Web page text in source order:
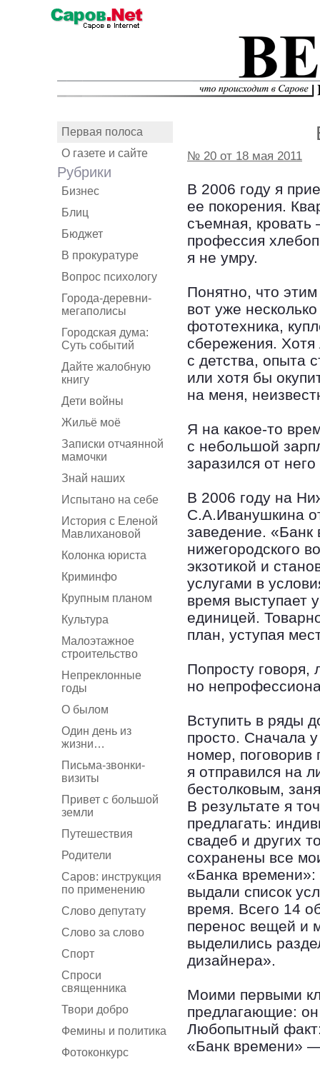
Первая полоса
О газете и сайте
Рубрики
Бизнес
Блиц
Бюджет
В прокуратуре
Вопрос психологу
Города-деревни-
мегаполисы
Городская дума:
Суть событий
Дайте жалобную
книгу
Дети войны
Жильё моё
Записки отчаянной
мамочки
Знай наших
Испытано на себе
История с Еленой
Мавлихановой
Колонка юриста
Криминфо
Крупным планом
Культура
Малоэтажное
строительство
Непреклонные
годы
О былом
Один день из
жизни…
Письма-звонки-
визиты
Привет с большой
земли
Путешествия
Родители
Саров: инструкция
по применению
Слово депутату
Слово за слово
Спорт
Спроси
священника
Твори добро
Фемины и политика
Фотоконкурс
№ 20 от 18 мая 2011
В 2006 году я
ее покорения.
съемная, кровать
профессия
я не умру.
Понятно, что
вот уже
фототехника,
сбережения.
с детства, опыта
или хотя бы
на меня,
Я на какое-то
с небольшой
заразился от
В 2006 году на
С.А.Иванушкина
заведение. «Банк
нижегородского
экзотикой и
услугами в
время выступает
единицей.
план, уступая
Попросту
но
Вступить в ряды
просто. Сначала
номер, поговорив
я отправился на
бестолковым,
В результате я
предлагать:
свадеб и других
сохранены все
«Банка времени»:
выдали список
время. Всего 14
перенос вещей и
выделились
дизайнера».
Моими первыми
предлагающие:
Любопытный
«Банк времени»